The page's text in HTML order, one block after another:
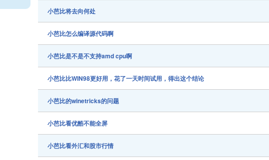
小芭比将去向何处
小芭比怎么编译源代码啊
小芭比是不是不支持amd cpu啊
小芭比比WIN98更好用，花了一天时间试用，得出这个结论
小芭比的winetricks的问题
小芭比看优酷不能全屏
小芭比看外汇和股市行情